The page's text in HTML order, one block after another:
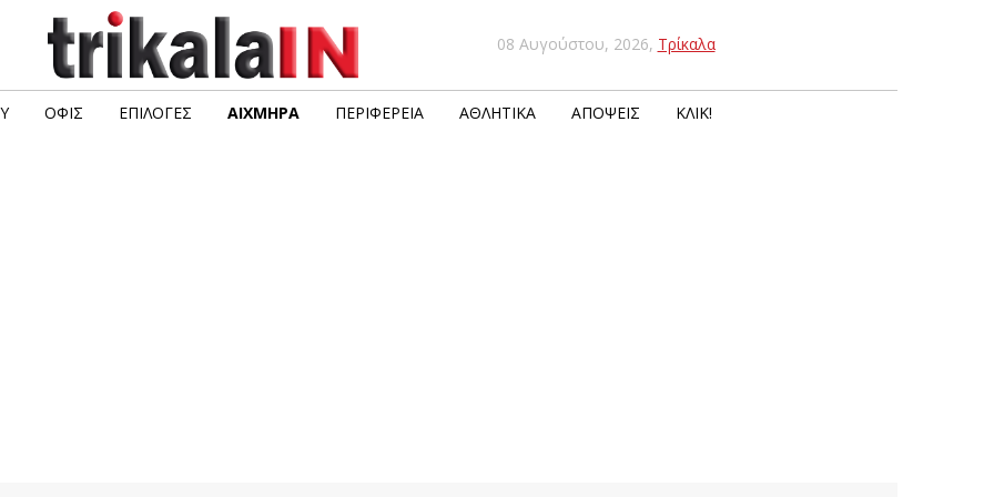
08 Αυγούστου, 2026, Τρίκαλα
ΟΦΙΣ ΕΠΙΛΟΓΈΣ ΑΙΧΜΗΡΆ ΠΕΡΙΦΈΡΕΙΑ ΑΘΛΗΤΙΚΆ ΑΠΌΨΕΙΣ ΚΛΙΚ!